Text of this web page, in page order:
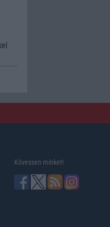
Kövessen minket!